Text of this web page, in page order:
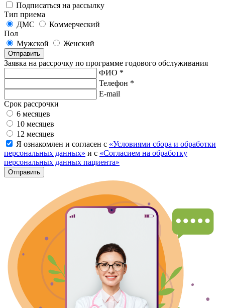
Подписаться на рассылку
Тип приема
ДМС
Коммерческий
Пол
Мужской
Женский
Отправить
Заявка на рассрочку по программе годового обслуживания
ФИО *
Телефон *
E-mail
Срок рассрочки
6 месяцев
10 месяцев
12 месяцев
Я ознакомлен и согласен с «Условиями сбора и обработки
персональных данных» и с «Согласием на обработку
персональных данных пациента»
Отправить